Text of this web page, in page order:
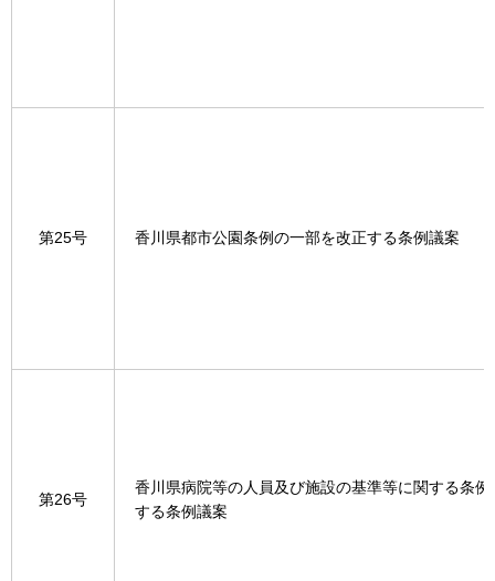
第25号 香川県都市公園条例の一部を改正する条例議案
第26号
香川県病院等の人員及び施設の基準等に関する条
する条例議案